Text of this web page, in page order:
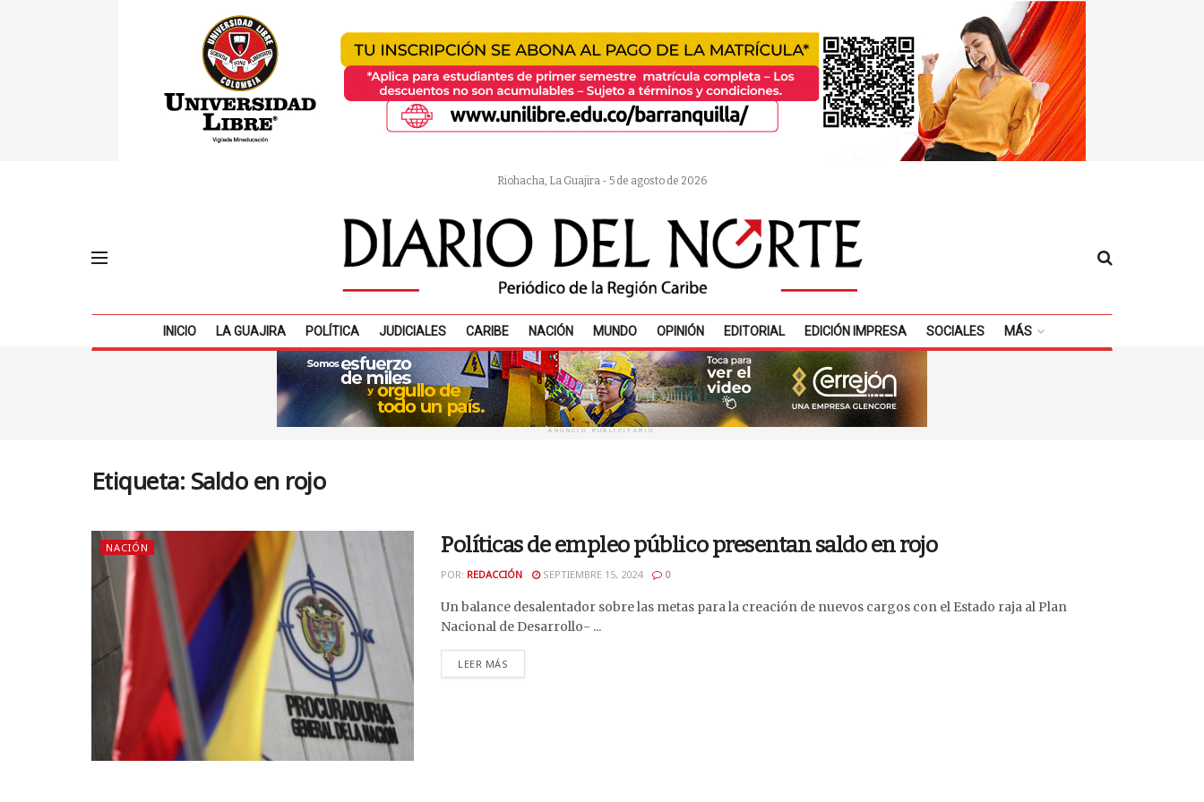
Riohacha, La Guajira - 5 de agosto de 2026
INICIO LA GUAJIRA POLÍTICA JUDICIALES CARIBE NACIÓN MUNDO OPINIÓN EDITORIAL EDICIÓN IMPRESA SOCIALES MÁS
ANUNCIO PUBLICITARIO
Etiqueta: Saldo en rojo
NACIÓN Políticas de empleo público presentan saldo en rojo
POR: REDACCIÓN SEPTIEMBRE 15, 2024 0
Un balance desalentador sobre las metas para la creación de nuevos cargos con el Estado raja al Plan
Nacional de Desarrollo- ...
LEER MÁS